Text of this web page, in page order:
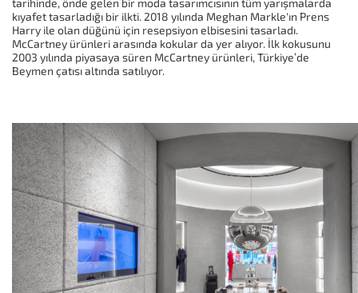
kıyafet tasarladığı bir ilkti. 2018 yılında Meghan Markle'ın Prens
Harry ile olan düğünü için resepsiyon elbisesini tasarladı.
McCartney ürünleri arasında kokular da yer alıyor. İlk kokusunu
2003 yılında piyasaya süren McCartney ürünleri, Türkiye’de
Beymen çatısı altında satılıyor.